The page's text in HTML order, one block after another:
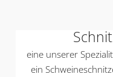
eine unserer
ein